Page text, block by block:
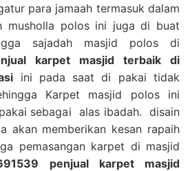
para jamaah termasuk dalam
musholla polos ini juga di buat
sajadah masjid polos di
karpet masjid terbaik di
ini pada saat di pakai tidak
Karpet masjid polos ini
sebagai alas ibadah. disain
akan memberikan kesan rapaih
pemasangan karpet di masjid
penjual karpet masjid